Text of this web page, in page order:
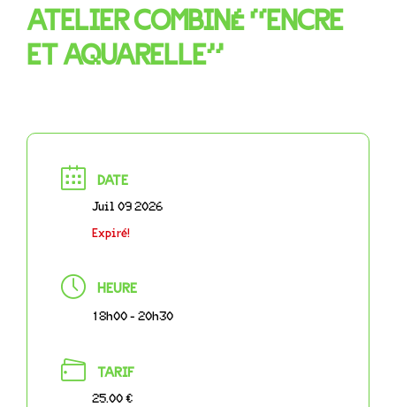
ATELIER COMBINÉ “ENCRE
ET AQUARELLE”
DATE
Juil 09 2026
Expiré!
HEURE
18h00 - 20h30
TARIF
25.00 €